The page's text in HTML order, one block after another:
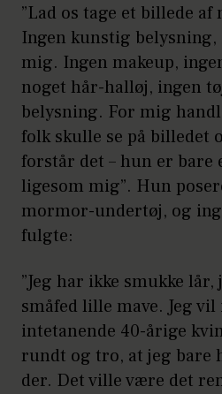
”Lad os tage et billede
Ingen kunstig
mig. Ingen makeup,
noget hår-halløj, ingen
belysning. For mig
folk skulle se på billedet
forstår det – hun er bare
ligesom mig”. Hun
mormor-undertøj, og
fulgte:
”Jeg har ikke smukke
småfed lille mave. Jeg vil
intetanende 40-årige
rundt og tro, at jeg bare
der. Det ville være det